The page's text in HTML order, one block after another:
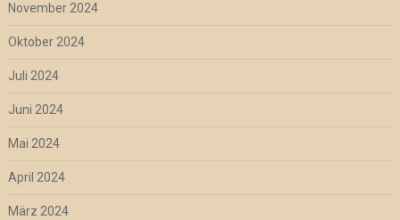
November 2024
Oktober 2024
Juli 2024
Juni 2024
Mai 2024
April 2024
März 2024